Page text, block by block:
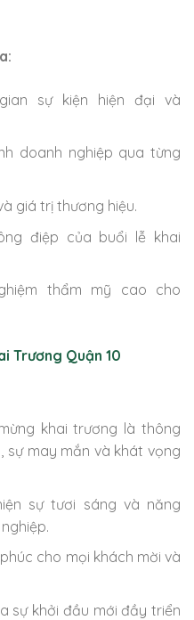
sự kiện hiện đại và
doanh nghiệp qua từng
giá trị thương hiệu.
điệp của buổi lễ khai
thẩm mỹ cao cho
Trương Quận 10
khai trương là thông
sự may mắn và khát vọng
sự tươi sáng và năng
cho mọi khách mời và
sự khởi đầu mới đầy triển